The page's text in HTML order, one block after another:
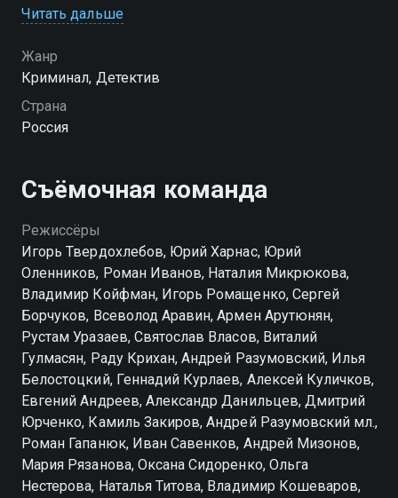
обратиться не только высокие чины прокуратуры,
лаборатория оборудована по последнему слову
техники, и каждый из ее работников - уникальный
специалист в своей области. Их задача помогать и
направлять следствие, изучая улики, находить ту
они работают, чтобы ни одно преступление не
осталось безнаказанным. В 39-минутных
минифильмах сотрудники ФЭС расследуют
сложные дела, выводя виновных на чистую воду.
Посмотреть онлайн 4 сезон сериала След вы
можете совершенно бесплатно в хорошем HD
качестве на hophop.tv
Читать дальше
Жанр
Криминал, Детектив
Страна
Россия
Съёмочная команда
Режиссёры
Игорь Твердохлебов, Юрий Харнас, Юрий
Оленников, Роман Иванов, Наталия Микрюкова,
Владимир Койфман, Игорь Ромащенко, Сергей
Борчуков, Всеволод Аравин, Армен Арутюнян,
Рустам Уразаев, Святослав Власов, Виталий
Гулмасян, Раду Крихан, Андрей Разумовский, Илья
Белостоцкий, Геннадий Курлаев, Алексей Куличков,
Евгений Андреев, Александр Данильцев, Дмитрий
Юрченко, Камиль Закиров, Андрей Разумовский мл.,
Роман Гапанюк, Иван Савенков, Андрей Мизонов,
Мария Рязанова, Оксана Сидоренко, Ольга
Нестерова, Наталья Титова, Владимир Кошеваров,